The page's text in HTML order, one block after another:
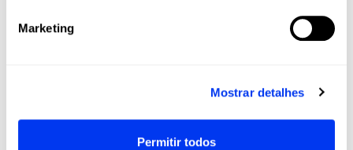
Marketing
Mostrar detalhes
Permitir todos
Structural Reinforcement
REVIEWS